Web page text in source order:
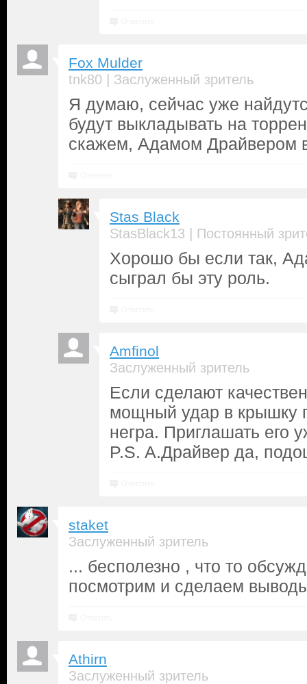
Fox Mulder
tnk80 | Заслуженный зритель
Я думаю, сейчас уже
будут выкладывать на
скажем, Адамом Драйвером
Stas Black
StasBlack13 | Постоянный
Хорошо бы если так,
сыграл бы эту роль.
Amfinol
Заслуженный зритель
Если сделают
мощный удар в крышку
негра. Приглашать его
P.S. A.Драйвер да,
staket
Заслуженный зритель
... бесполезно , что то
посмотрим и сделаем
Athirn
Заслуженный зритель